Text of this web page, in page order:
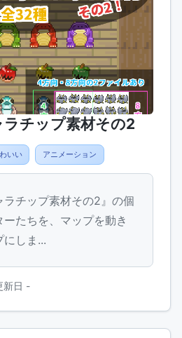
チップ素材その2
いい アニメーション
ラチップ素材その2』の個
たちを、マップを動き
にしま...
新日 -